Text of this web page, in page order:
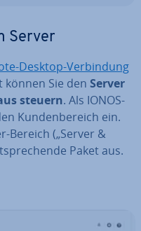
Server
Desktop-Ver­bin­dung
können Sie den Server
steuern. Als IONOS-
Kun­den­be­reich ein.
Bereich („Server &
Paket aus.